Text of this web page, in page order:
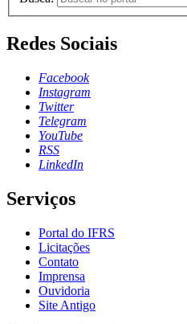
Redes Sociais
Facebook
Instagram
Twitter
Telegram
YouTube
RSS
LinkedIn
Serviços
Portal do IFRS
Licitações
Contato
Imprensa
Ouvidoria
Site Antigo